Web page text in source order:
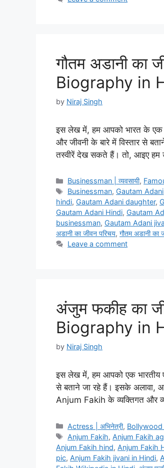
गौतम अडानी का
Biography in
by Niraj Singh
इस लेख में, हम आपको भारत के एक
और जीवनी के बारे में विस्तार से
तस्वीरें देख सकते हैं। तो, आइए
Categories
Businessman | व्यवसायी,
Tags
Businessman, Gautam Adani
hindi, Gautam Adani daughter,
Gautam Adani Hindi, Gautam
businessman, Gautam Adani
अडानी का जीवन परिचय, गौतम अडानी का
Leave a comment
अंजुम फकीह का
Biography in
by Niraj Singh
इस लेख में, हम आपको एक भारतीय
से बताने जा रहे हैं। इसके
Anjum Fakih के व्यक्तिगत और
Categories
Actress | अभिनेत्री, Bollywood
Tags
Anjum Fakih, Anjum Fakih
Anjum Fakih hind, Anjum Fakih
pic, Anjum Fakih jivani in Hindi,